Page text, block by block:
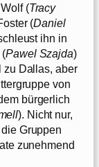
(Tracy
(Daniel
ihn in
(Pawel Szajda)
zu Dallas, aber
von
bürgerlich
). Nicht nur,
Gruppen
zunehmend